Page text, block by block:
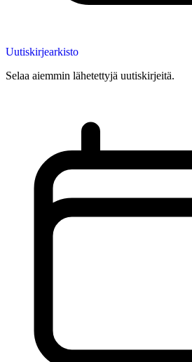
Uutiskirjearkisto
Selaa aiemmin lähetettyjä uutiskirjeitä.